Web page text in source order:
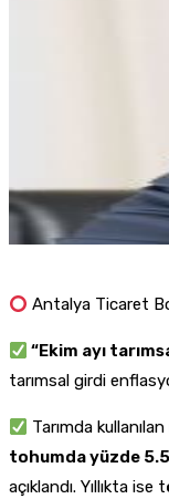
Antalya Ticaret
“Ekim ayı
tarımsal girdi
Tarımda
tohumda yüzde
açıklandı. Yıllıkta ise t